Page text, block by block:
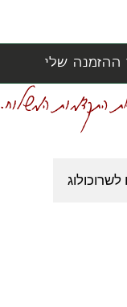
שלי
התקדמות המשלוח.